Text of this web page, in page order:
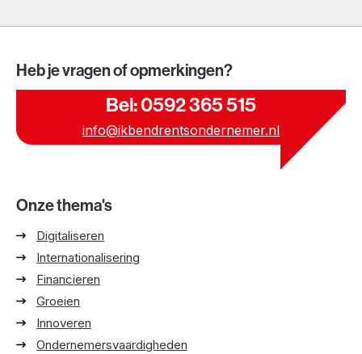
Heb je vragen of opmerkingen?
Bel: 0592 365 515
info@ikbendrentsondernemer.nl
Onze thema's
Digitaliseren
Internationalisering
Financieren
Groeien
Innoveren
Ondernemersvaardigheden